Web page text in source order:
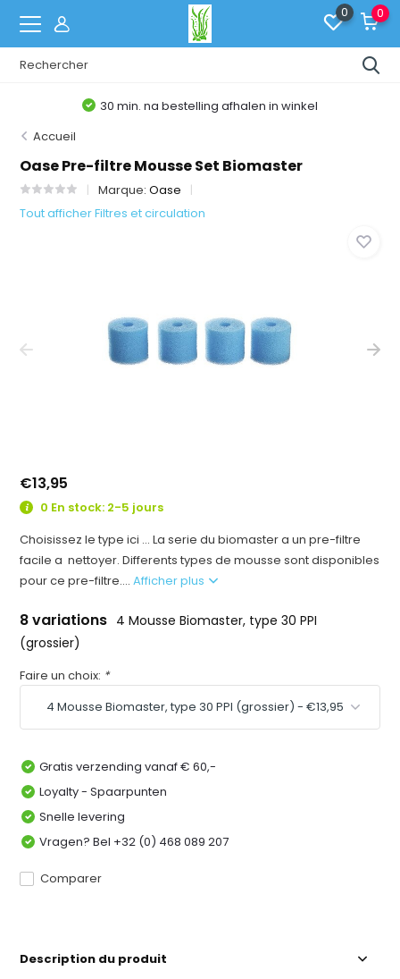
0 0
30 min. na bestelling afhalen in winkel
Accueil
Oase Pre-filtre Mousse Set Biomaster
Marque:Oase
Tout afficher Filtres et circulation
€13,95
0 En stock: 2-5 jours
Choisissez le type ici ... La serie du biomaster a un pre-filtre
facile a nettoyer. Differents types de mousse sont disponibles
pour ce pre-filtre....Afficher plus
8 variations 4 Mousse Biomaster, type 30 PPI
(grossier)
Faire un choix: *
Gratis verzending vanaf € 60,-
Loyalty - Spaarpunten
Snelle levering
Vragen? Bel +32 (0) 468 089 207
Comparer
Description du produit